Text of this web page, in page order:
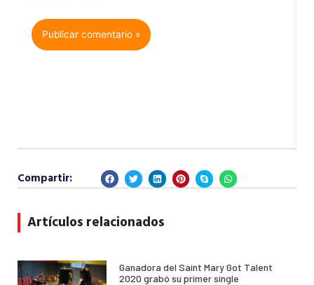
Compartir:
Artículos relacionados
Ganadora del Saint Mary Got Talent
2020 grabó su primer single